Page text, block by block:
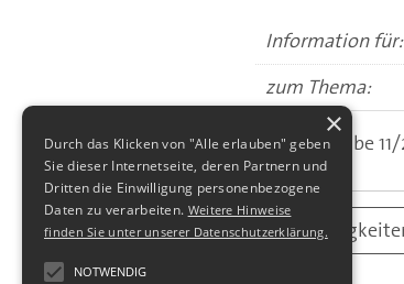
Information für:
zum Thema:
(aus: Ausgabe
alle
×
Durch das Klicken von "Alle erlauben" geben
Sie dieser Internetseite, deren Partnern und
Dritten die Einwilligung personenbezogene
Daten zu verarbeiten. Weitere Hinweise
finden Sie unter unserer Datenschutzerklärung.
NOTWENDIG